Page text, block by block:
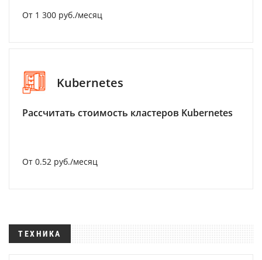
От 1 300 руб./месяц
Kubernetes
Рассчитать стоимость кластеров Kubernetes
От 0.52 руб./месяц
ТЕХНИКА